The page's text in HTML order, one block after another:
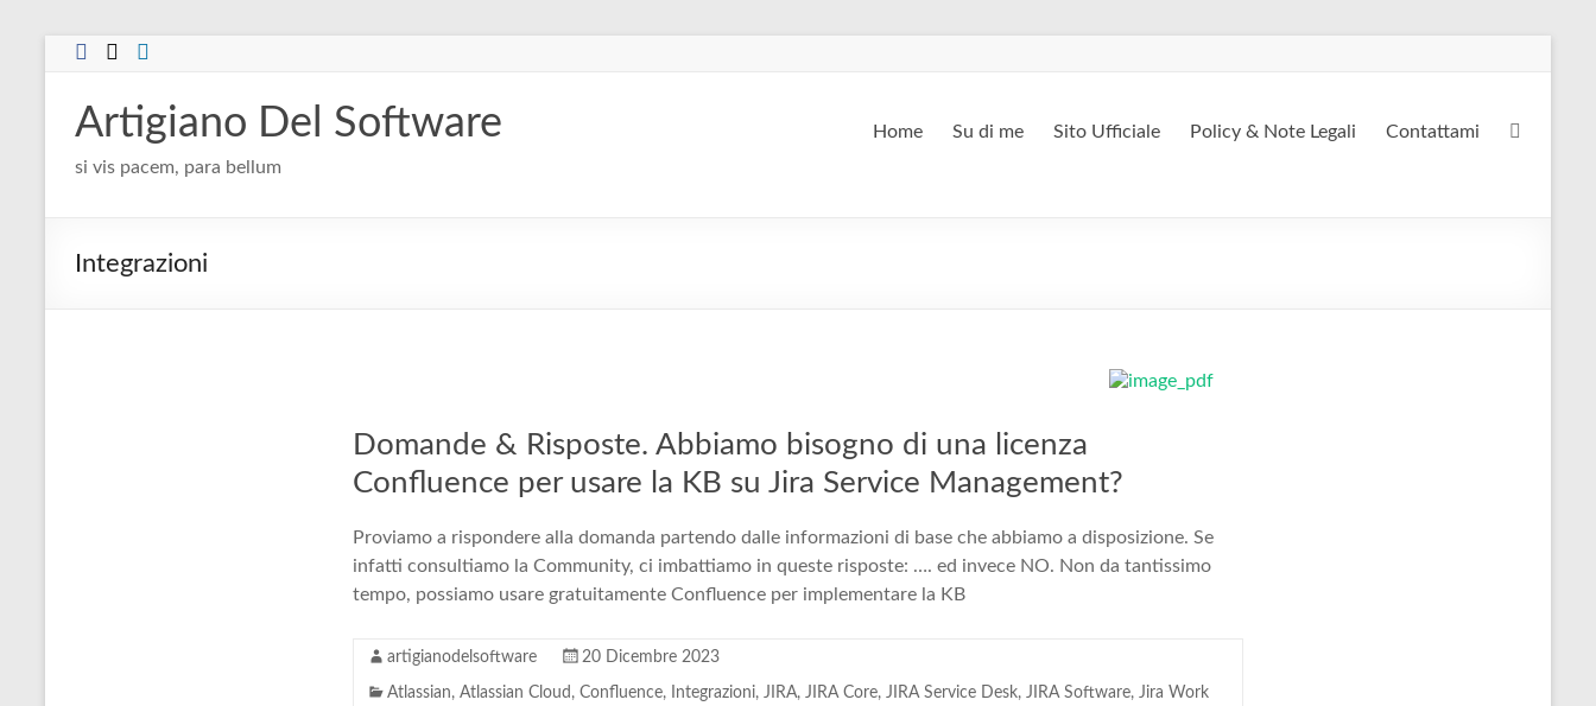
Salta
Artigiano Del Software
si vis pacem, para bellum
Home Su di me Sito Ufficiale Policy & Note Legali Contattami
Integrazioni
Domande & Risposte. Abbiamo bisogno di una licenza
Confluence per usare la KB su Jira Service Management?
Proviamo a rispondere alla domanda partendo dalle informazioni di base che abbiamo a disposizione. Se
infatti consultiamo la Community, ci imbattiamo in queste risposte: …. ed invece NO. Non da tantissimo
tempo, possiamo usare gratuitamente Confluence per implementare la KB
artigianodelsoftware 20 Dicembre 2023
Atlassian, Atlassian Cloud , Confluence, Integrazioni, JIRA, JIRA Core, JIRA Service Desk, JIRA Software, Jira Work